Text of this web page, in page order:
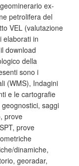
ex-
petrolifera del
VEL (valutazione
elaborati in
download
della
sono i
(WMS), Indagini
e le cartografie
saggi
prove
prove
dinamiche,
georadar,